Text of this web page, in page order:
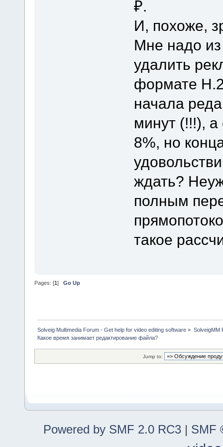
₽.
И, похоже,
Мне надо
удалить
формате
начала
минут (!!!),
8%, но
ждать?
полным
такое
Pages: [1] Go Up
Solveig Multimedia Forum - Get help for video editing software » SolveigMM
Какое время занимает редактирование файла?
Jump to:
Powered by SMF 2.0 RC3 | SMF